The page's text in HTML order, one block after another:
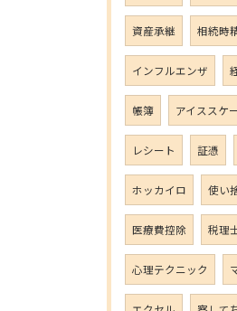
資産承継 相続時
インフルエンザ
帳簿 アイススケ
レシート 証憑
ホッカイロ 使い
医療費控除 税理
心理テクニック